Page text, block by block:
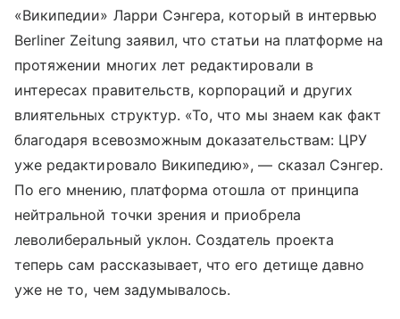
«Википедии» Ларри Сэнгера, который в интервью
Berliner Zeitung заявил, что статьи на платформе на
протяжении многих лет редактировали в
интересах правительств, корпораций и других
влиятельных структур. «То, что мы знаем как факт
благодаря всевозможным доказательствам: ЦРУ
уже редактировало Википедию», — сказал Сэнгер.
По его мнению, платформа отошла от принципа
нейтральной точки зрения и приобрела
леволиберальный уклон. Создатель проекта
теперь сам рассказывает, что его детище давно
уже не то, чем задумывалось.